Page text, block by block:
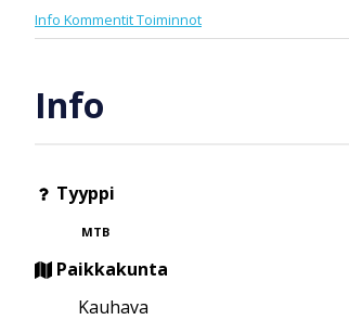
Info KommentitToiminnot
Info
Tyyppi
MTB
Paikkakunta
Kauhava